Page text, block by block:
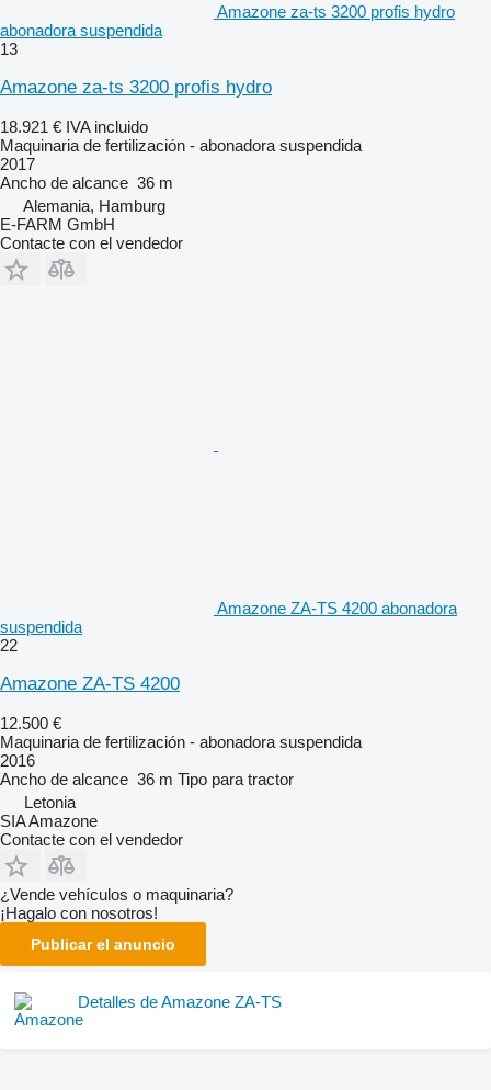
Amazone za-ts 3200 profis hydro
abonadora suspendida
13
Amazone za-ts 3200 profis hydro
18.921 € IVA incluido
Maquinaria de fertilización - abonadora suspendida
2017
Ancho de alcance 36 m
Alemania, Hamburg
E-FARM GmbH
Contacte con el vendedor
Amazone ZA-TS 4200 abonadora
suspendida
22
Amazone ZA-TS 4200
12.500 €
Maquinaria de fertilización - abonadora suspendida
2016
Ancho de alcance 36 m Tipo para tractor
Letonia
SIA Amazone
Contacte con el vendedor
¿Vende vehículos o maquinaria?
¡Hagalo con nosotros!
Publicar el anuncio
Detalles de Amazone ZA-TS